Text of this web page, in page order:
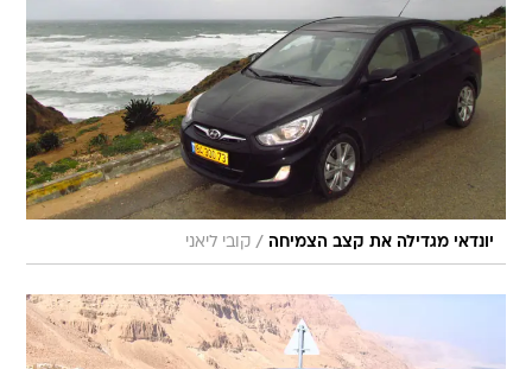
יונדאי מגדילה את קצב הצמיחה / קובי ליאני